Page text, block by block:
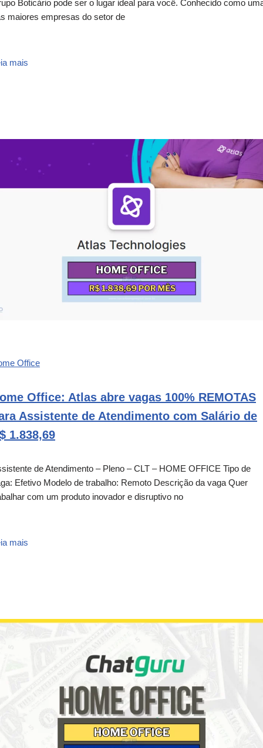
Boticário pode ser o lugar ideal para você. Conhecido como
maiores empresas do setor de
mais
Office
Office: Atlas abre vagas 100% REMOTAS
Assistente de Atendimento com Salário de
1.838,69
de Atendimento – Pleno – CLT – HOME OFFICE Tipo de
Efetivo Modelo de trabalho: Remoto Descrição da vaga Quer
com um produto inovador e disruptivo no
mais